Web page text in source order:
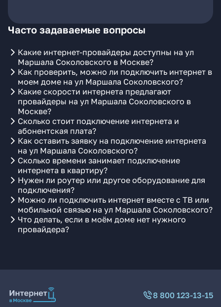
Часто задаваемые вопросы
Какие интернет-провайдеры доступны на ул
Маршала Соколовского в Москве?
Как проверить, можно ли подключить интернет в
моем доме на ул Маршала Соколовского?
Какие скорости интернета предлагают
провайдеры на ул Маршала Соколовского в
Москве?
Сколько стоит подключение интернета и
абонентская плата?
Как оставить заявку на подключение интернета
на ул Маршала Соколовского?
Сколько времени занимает подключение
интернета в квартиру?
Нужен ли роутер или другое оборудование для
подключения?
Можно ли подключить интернет вместе с ТВ или
мобильной связью на ул Маршала Соколовского?
Что делать, если в моём доме нет нужного
провайдера?
8 800 123-13-15